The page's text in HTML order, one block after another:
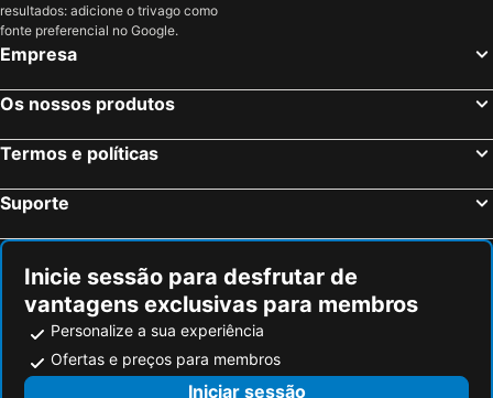
resultados: adicione o trivago como
fonte preferencial no Google.
Empresa
Os nossos produtos
Termos e políticas
Suporte
Inicie sessão para desfrutar de
vantagens exclusivas para membros
Personalize a sua experiência
Ofertas e preços para membros
Iniciar sessão